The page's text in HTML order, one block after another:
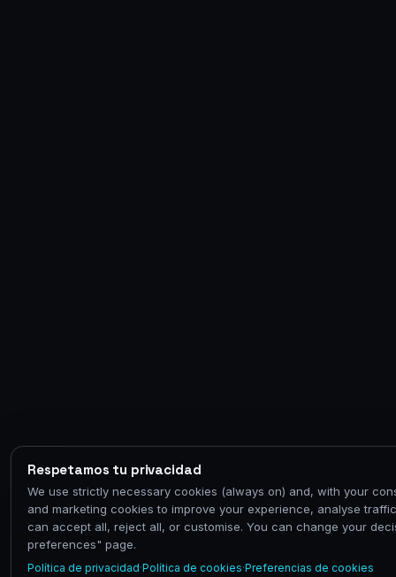
Respetamos tu privacidad
We use strictly necessary cookies (always on) and, with your
and marketing cookies to improve your experience, analyse
can accept all, reject all, or customise. You can change your
preferences" page.
Política de privacidad·Política de cookies·Preferencias de cookies